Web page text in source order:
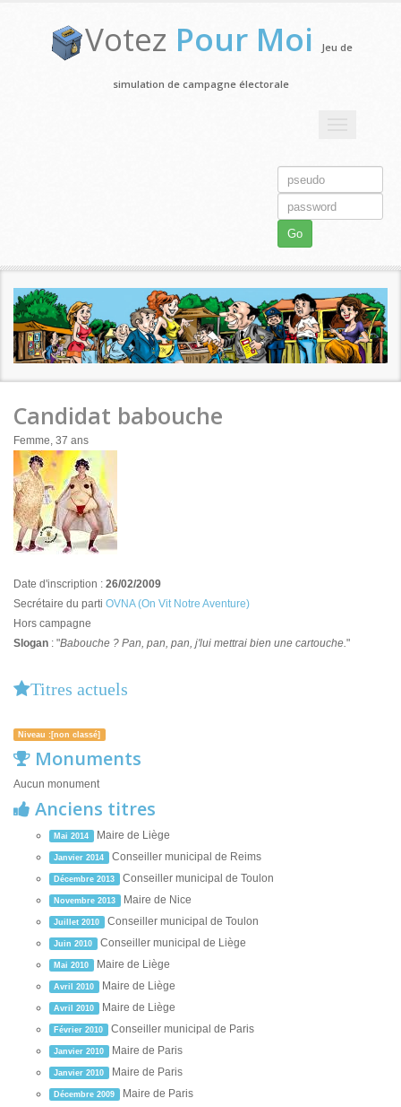
Votez Pour Moi Jeu de
simulation de campagne électorale
Go
Candidat babouche
Femme, 37 ans
Date d'inscription : 26/02/2009
Secrétaire du parti OVNA (On Vit Notre Aventure)
Hors campagne
Slogan : "Babouche ? Pan, pan, pan, j'lui mettrai bien une cartouche. "
Titres actuels
Niveau :[non classé]
Monuments
Aucun monument
Anciens titres
Mai 2014 Maire de Liège
Janvier 2014 Conseiller municipal de Reims
Décembre 2013 Conseiller municipal de Toulon
Novembre 2013 Maire de Nice
Juillet 2010 Conseiller municipal de Toulon
Juin 2010 Conseiller municipal de Liège
Mai 2010 Maire de Liège
Avril 2010 Maire de Liège
Avril 2010 Maire de Liège
Février 2010 Conseiller municipal de Paris
Janvier 2010 Maire de Paris
Janvier 2010 Maire de Paris
Décembre 2009 Maire de Paris